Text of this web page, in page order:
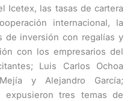
Icetex, las tasas de cartera
internacional, la
de inversión con regalías y
con los empresarios del
Luis Carlos Ochoa
y Alejandro García;
expusieron tres temas de